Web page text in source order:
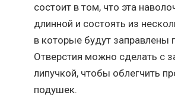
состоит в том, что эта
длинной и состоять из
в которые будут заправлены
Отверстия можно сделать с
липучкой, чтобы облегчить
подушек.